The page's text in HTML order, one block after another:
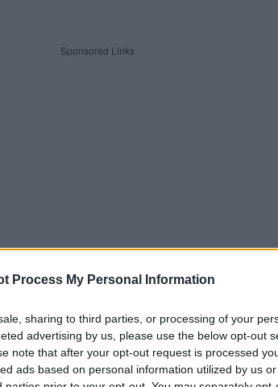
Process My Personal Information
sharing to third parties, or processing of your
advertising by us, please use the below opt-out
note that after your opt-out request is processed
ads based on personal information utilized by us
Sponsored Links
Zadejte všechny